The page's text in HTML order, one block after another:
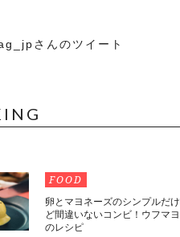
さんのツイート
FOOD
卵とマヨネーズのシンプルだけ
ど間違いないコンビ！ウフマヨ
のレシピ